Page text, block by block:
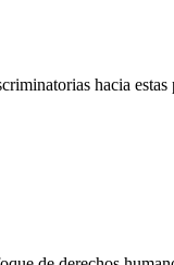
hacia estas